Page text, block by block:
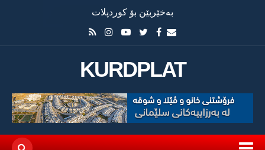
بەخێربێن بۆ کوردپلات
KURDPLAT